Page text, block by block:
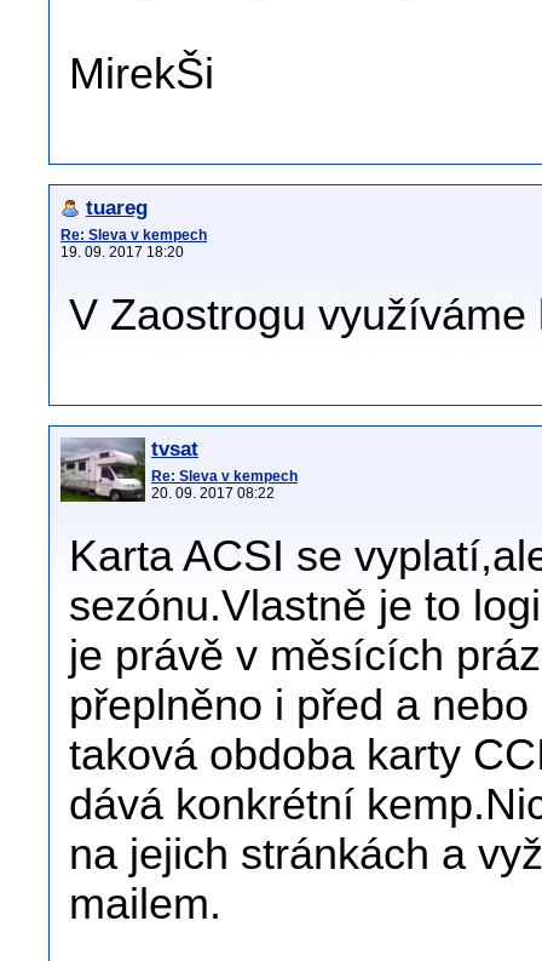
MirekŠi
tuareg
Re: Sleva v kempech
19. 09. 2017 18:20
V Zaostrogu
tvsat
Re: Sleva v kempech
20. 09. 2017 08:22
Karta ACSI se
sezónu.Vlastně je to
je právě v měsících
přeplněno i před a
taková obdoba karty
dává konkrétní
na jejich stránkách a
mailem.